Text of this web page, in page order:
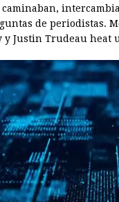
de periodistas.
y Justin Trudeau heat